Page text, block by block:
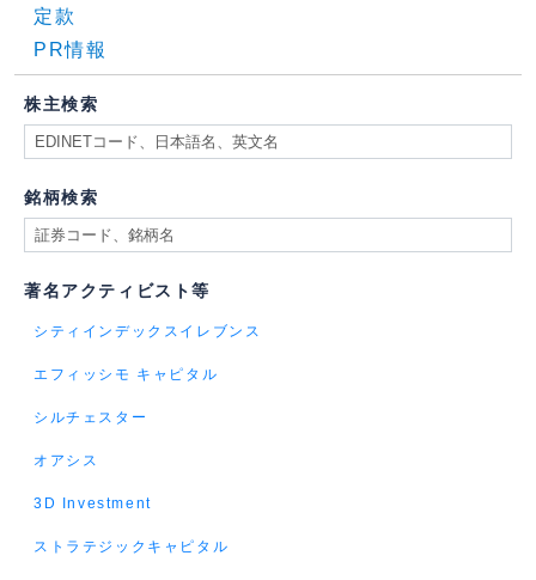
定款
PR情報
株主検索
銘柄検索
著名アクティビスト等
シティインデックスイレブンス
エフィッシモ キャピタル
シルチェスター
オアシス
3D Investment
ストラテジックキャピタル